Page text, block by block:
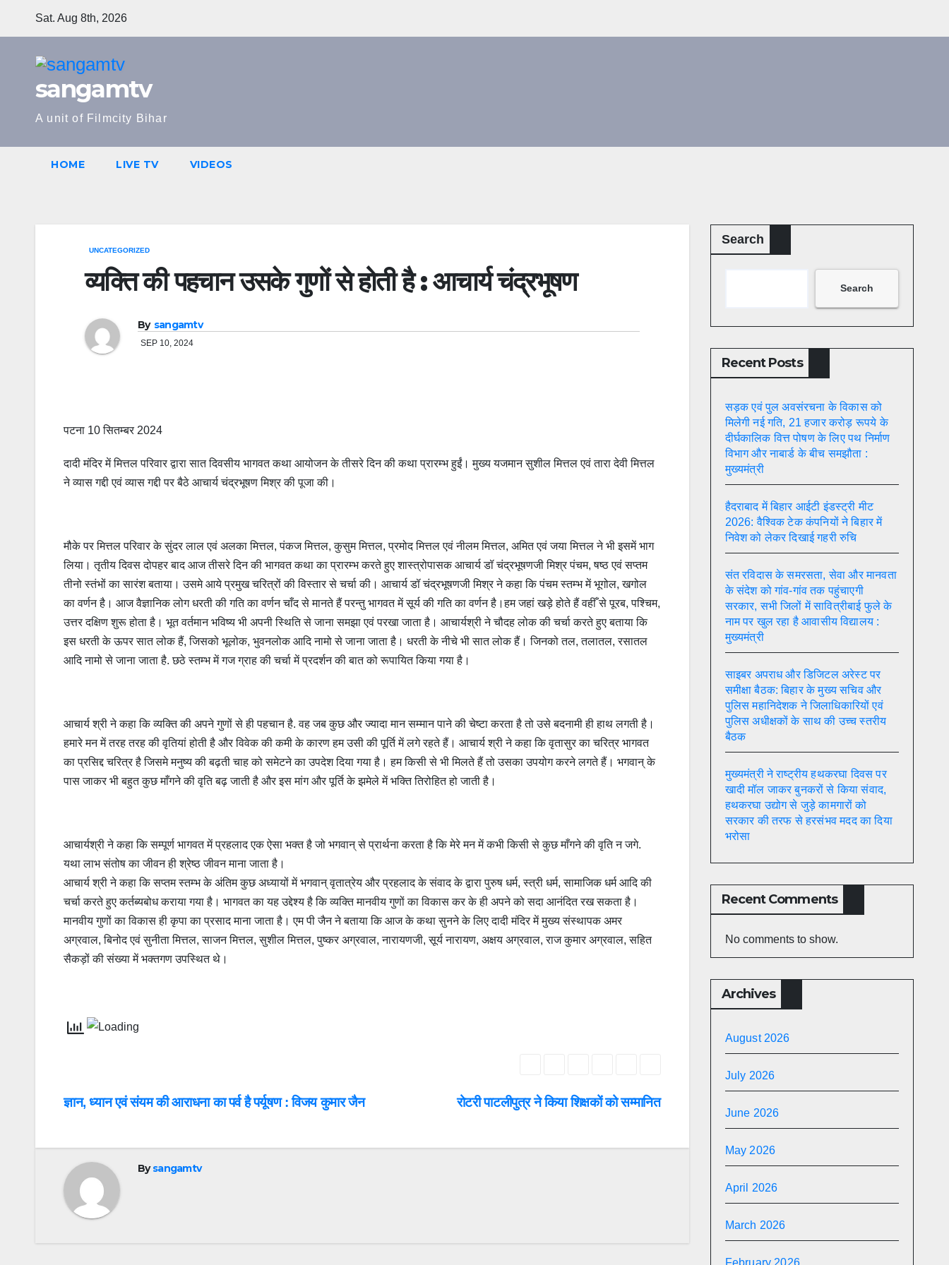
Sat. Aug 8th, 2026
sangamtv
A unit of Filmcity Bihar
HOME LIVE TV VIDEOS
UNCATEGORIZED
व्यक्ति की पहचान उसके गुणों से होती है : आचार्य चंद्रभूषण
By sangamtv
SEP 10, 2024
पटना 10 सितम्बर 2024
दादी मंदिर में मित्तल परिवार द्वारा सात दिवसीय भागवत कथा आयोजन के तीसरे दिन की कथा प्रारम्भ हुईं। मुख्य यजमान सुशील मित्तल एवं तारा देवी मित्तल
ने व्यास गद्दी एवं व्यास गद्दी पर बैठे आचार्य चंद्रभूषण मिश्र की पूजा की।
मौके पर मित्तल परिवार के सुंदर लाल एवं अलका मित्तल, पंकज मित्तल, कुसुम मित्तल, प्रमोद मित्तल एवं नीलम मित्तल, अमित एवं जया मित्तल ने भी इसमें भाग
लिया। तृतीय दिवस दोपहर बाद आज तीसरे दिन की भागवत कथा का प्रारम्भ करते हुए शास्त्रोपासक आचार्य डॉ चंद्रभूषणजी मिश्र पंचम, षष्ठ एवं सप्तम
तीनो स्तंभों का सारंश बताया। उसमे आये प्रमुख चरित्रों की विस्तार से चर्चा की। आचार्य डॉ चंद्रभूषणजी मिश्र ने कहा कि पंचम स्तम्भ में भूगोल, खगोल
का वर्णन है। आज वैज्ञानिक लोग धरती की गति का वर्णन चाँद से मानते हैं परन्तु भागवत में सूर्य की गति का वर्णन है।हम जहां खड़े होते हैं वहीँ से पूरब, पश्चिम,
उत्तर दक्षिण शुरू होता है। भूत वर्तमान भविष्य भी अपनी स्थिति से जाना समझा एवं परखा जाता है। आचार्यश्री ने चौदह लोक की चर्चा करते हुए बताया कि
इस धरती के ऊपर सात लोक हैं, जिसको भूलोक, भुवनलोक आदि नामो से जाना जाता है। धरती के नीचे भी सात लोक हैं। जिनको तल, तलातल, रसातल
आदि नामो से जाना जाता है. छठे स्तम्भ में गज ग्राह की चर्चा में प्रदर्शन की बात को रूपायित किया गया है।
आचार्य श्री ने कहा कि व्यक्ति की अपने गुणों से ही पहचान है. वह जब कुछ और ज्यादा मान सम्मान पाने की चेष्टा करता है तो उसे बदनामी ही हाथ लगती है।
हमारे मन में तरह तरह की वृतियां होती है और विवेक की कमी के कारण हम उसी की पूर्ति में लगे रहते हैं। आचार्य श्री ने कहा कि वृतासुर का चरित्र भागवत
का प्रसिद्द चरित्र है जिसमे मनुष्य की बढ़ती चाह को समेटने का उपदेश दिया गया है। हम किसी से भी मिलते हैं तो उसका उपयोग करने लगते हैं। भगवान् के
पास जाकर भी बहुत कुछ माँगने की वृति बढ़ जाती है और इस मांग और पूर्ति के झमेले में भक्ति तिरोहित हो जाती है।
आचार्यश्री ने कहा कि सम्पूर्ण भागवत में प्रहलाद एक ऐसा भक्त है जो भगवान् से प्रार्थना करता है कि मेरे मन में कभी किसी से कुछ माँगने की वृति न जगे.
यथा लाभ संतोष का जीवन ही श्रेष्ठ जीवन माना जाता है।
आचार्य श्री ने कहा कि सप्तम स्तम्भ के अंतिम कुछ अध्यायों में भगवान् वृतात्रेय और प्रहलाद के संवाद के द्वारा पुरुष धर्म, स्त्री धर्म, सामाजिक धर्म आदि की
चर्चा करते हुए कर्तब्यबोध कराया गया है। भागवत का यह उद्देश्य है कि व्यक्ति मानवीय गुणों का विकास कर के ही अपने को सदा आनंदित रख सकता है।
मानवीय गुणों का विकास ही कृपा का प्रसाद माना जाता है। एम पी जैन ने बताया कि आज के कथा सुनने के लिए दादी मंदिर में मुख्य संस्थापक अमर
अग्रवाल, बिनोद एवं सुनीता मित्तल, साजन मित्तल, सुशील मित्तल, पुष्कर अग्रवाल, नारायणजी, सूर्य नारायण, अक्षय अग्रवाल, राज कुमार अग्रवाल, सहित
सैकड़ों की संख्या में भक्तगण उपस्थित थे।
Post
रोटरी पाटलीपुत्र ने किया शिक्षकों को सम्मानित
ज्ञान, ध्यान एवं संयम की आराधना का पर्व है पर्यूषण : विजय कुमार जैन
Bysangamtv
Search
Search
Recent Posts
सड़क एवं पुल अवसंरचना के विकास को
मिलेगी नई गति, 21 हजार करोड़ रूपये के
दीर्घकालिक वित्त पोषण के लिए पथ निर्माण
विभाग और नाबार्ड के बीच समझौता :
मुख्यमंत्री
हैदराबाद में बिहार आईटी इंडस्ट्री मीट
2026: वैश्विक टेक कंपनियों ने बिहार में
निवेश को लेकर दिखाई गहरी रुचि
संत रविदास के समरसता, सेवा और मानवता
के संदेश को गांव-गांव तक पहुंचाएगी
सरकार, सभी जिलों में सावित्रीबाई फुले के
नाम पर खुल रहा है आवासीय विद्यालय :
मुख्यमंत्री
साइबर अपराध और डिजिटल अरेस्ट पर
समीक्षा बैठक: बिहार के मुख्य सचिव और
पुलिस महानिदेशक ने जिलाधिकारियों एवं
पुलिस अधीक्षकों के साथ की उच्च स्तरीय
बैठक
मुख्यमंत्री ने राष्ट्रीय हथकरघा दिवस पर
खादी मॉल जाकर बुनकरों से किया संवाद,
हथकरघा उद्योग से जुड़े कामगारों को
सरकार की तरफ से हरसंभव मदद का दिया
भरोसा
Recent Comments
No comments to show.
Archives
August 2026
July 2026
June 2026
May 2026
April 2026
March 2026
February 2026